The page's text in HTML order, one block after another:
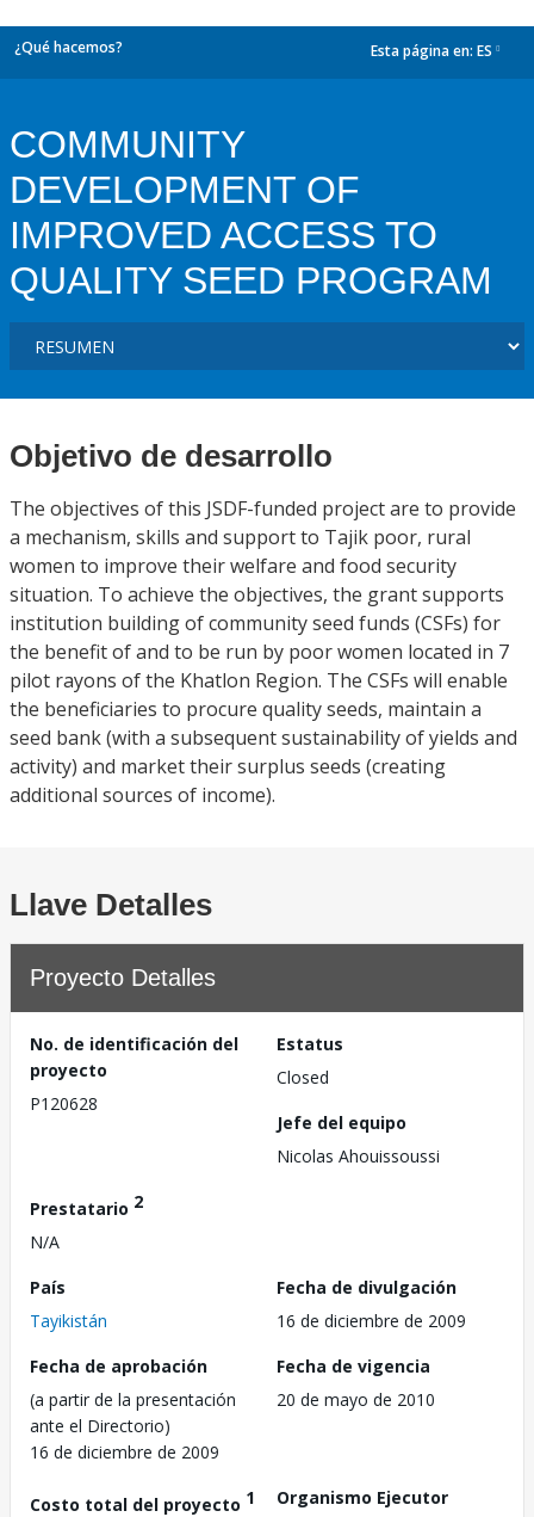
¿Qué hacemos? Esta página en: ES
COMMUNITY
DEVELOPMENT OF
IMPROVED ACCESS TO
QUALITY SEED PROGRAM
Objetivo de desarrollo
The objectives of this JSDF-funded project are to provide
a mechanism, skills and support to Tajik poor, rural
women to improve their welfare and food security
situation. To achieve the objectives, the grant supports
institution building of community seed funds (CSFs) for
the benefit of and to be run by poor women located in 7
pilot rayons of the Khatlon Region. The CSFs will enable
the beneficiaries to procure quality seeds, maintain a
seed bank (with a subsequent sustainability of yields and
activity) and market their surplus seeds (creating
additional sources of income).
Llave Detalles
Proyecto Detalles
No. de identificación del
proyecto
P120628
Estatus
Closed
Jefe del equipo
Nicolas Ahouissoussi
Prestatario 2
N/A
País
Tayikistán
Fecha de divulgación
16 de diciembre de 2009
Fecha de aprobación
(a partir de la presentación
ante el Directorio)
16 de diciembre de 2009
Fecha de vigencia
20 de mayo de 2010
Costo total del proyecto 1
Organismo Ejecutor